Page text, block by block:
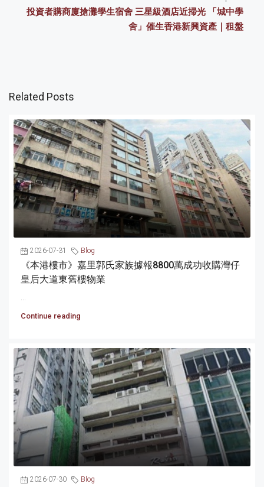
投資者購商廈搶灘學生宿舍 三星級酒店近掃光 「城中學
舍」催生香港新興資產｜租盤
Related Posts
2026-07-31 Blog
《本港樓市》嘉里郭氏家族據報8800萬成功收購灣仔
皇后大道東舊樓物業
...
Continue reading
2026-07-30 Blog